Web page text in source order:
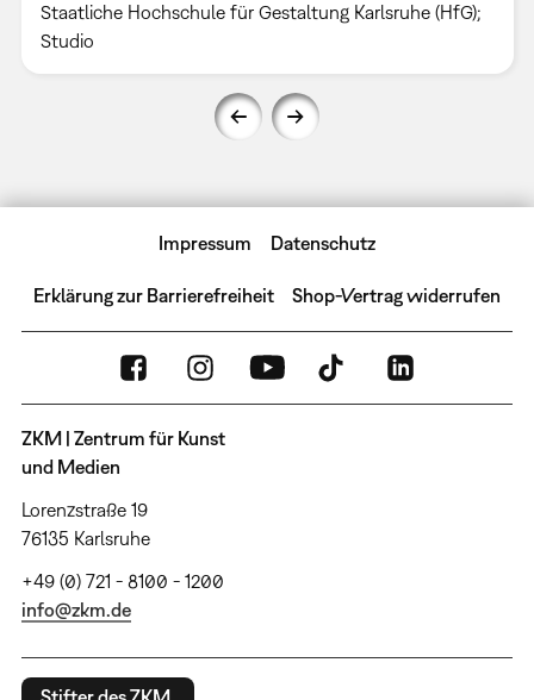
Staatliche Hochschule für Gestaltung Karlsruhe (HfG);
Studio
Impressum Datenschutz
Erklärung zur Barrierefreiheit Shop-Vertrag widerrufen
ZKM | Zentrum für Kunst
und Medien
Lorenzstraße 19
76135 Karlsruhe
+49 (0) 721 - 8100 - 1200
info@zkm.de